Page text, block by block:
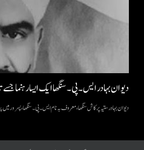
دیوان بہادر ایس۔ پی۔ سنگھا ایک ایسا رہنما جسے
دیوان بہادر ستیہ پرکاش سنگھا، معروف بہ نام ایس۔ پی۔ سنگھا، پسرور میں